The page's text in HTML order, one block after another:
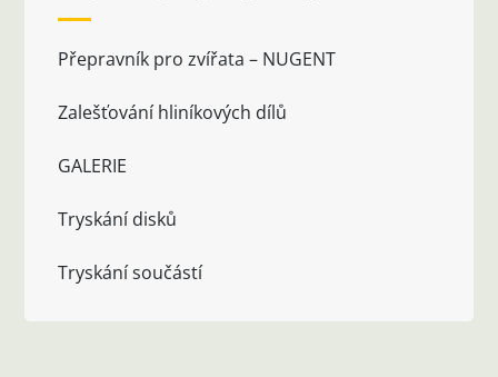
Přepravník pro zvířata – NUGENT
Zalešťování hliníkových dílů
GALERIE
Tryskání disků
Tryskání součástí